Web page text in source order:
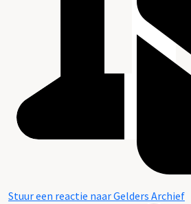
Stuur een reactie naar Gelders Archief